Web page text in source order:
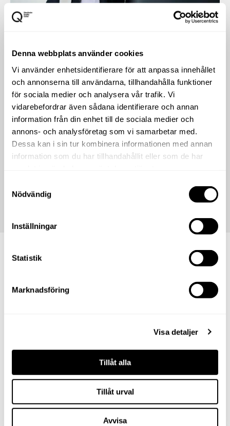
Denna webbplats använder cookies
Vi använder enhetsidentifierare för att anpassa innehållet
och annonserna till användarna, tillhandahålla funktioner
för sociala medier och analysera vår trafik. Vi
vidarebefordrar även sådana identifierare och annan
information från din enhet till de sociala medier och
annons- och analysföretag som vi samarbetar med.
Dessa kan i sin tur kombinera informationen med annan
information som du har tillhandahållit eller som de har
Nödvändig
Inställningar
Statistik
Marknadsföring
Visa detaljer
Tillåt alla
Tillåt urval
Avvisa
Så hittar du till Sail Racing
Här befinner vi oss på Stockholm Quality
Outlet
Denna verksamhet har ingen
kartposition.